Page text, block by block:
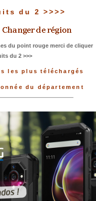
du 2 >>>>
du point rouge merci de cliquer
du 2 >>>
les plus téléchargés
du département